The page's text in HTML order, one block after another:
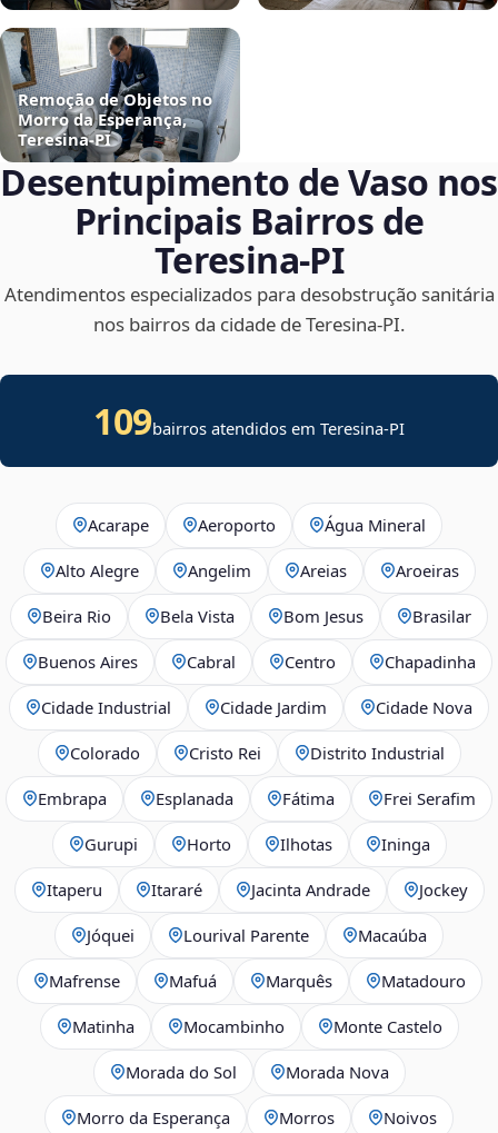
Remoção de Objetos no
Morro da Esperança,
Teresina‑PI
Desentupimento de Vaso nos
Principais Bairros de
Teresina‑PI
Atendimentos especializados para desobstrução sanitária
nos bairros da cidade de Teresina‑PI.
109bairros atendidos em Teresina-PI
Acarape Aeroporto Água Mineral
Alto Alegre Angelim Areias Aroeiras
Beira Rio Bela Vista Bom Jesus Brasilar
Buenos Aires Cabral Centro Chapadinha
Cidade Industrial Cidade Jardim Cidade Nova
Colorado Cristo Rei Distrito Industrial
Embrapa Esplanada Fátima Frei Serafim
Gurupi Horto Ilhotas Ininga
Itaperu Itararé Jacinta Andrade Jockey
Jóquei Lourival Parente Macaúba
Mafrense Mafuá Marquês Matadouro
Matinha Mocambinho Monte Castelo
Morada do Sol Morada Nova
Morro da Esperança Morros Noivos